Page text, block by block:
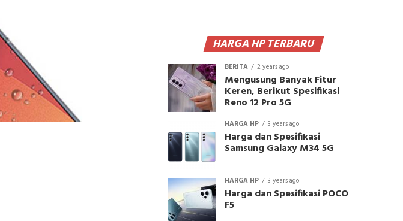
HARGA HP TERBARU
BERITA 2 years ago
Mengusung Banyak Fitur
Keren, Berikut Spesifikasi
Reno 12 Pro 5G
HARGA HP 3 years ago
Harga dan Spesifikasi
Samsung Galaxy M34 5G
HARGA HP 3 years ago
Harga dan Spesifikasi POCO
F5